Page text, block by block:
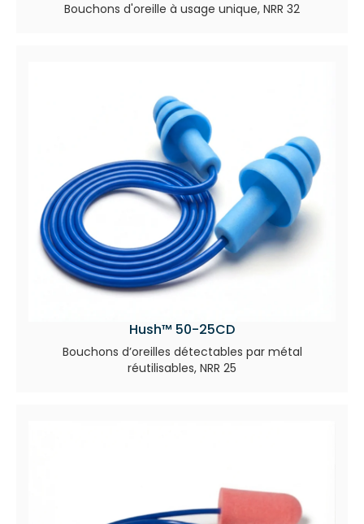
Bouchons d'oreille à usage unique, NRR 32
Hush™ 50-25CD
Bouchons d’oreilles détectables par métal
réutilisables, NRR 25